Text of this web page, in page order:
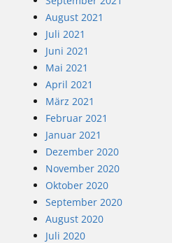
August 2021
Juli 2021
Juni 2021
Mai 2021
April 2021
März 2021
Februar 2021
Januar 2021
Dezember 2020
November 2020
Oktober 2020
September 2020
August 2020
Juli 2020